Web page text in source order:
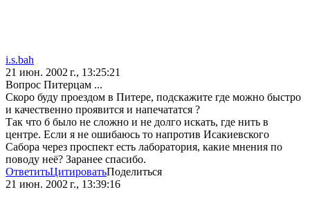
i.s.bah
21 июн. 2002 г., 13:25:21
Вопрос Питерцам ...
Скоро буду проездом в Питере, подскажите где можно быстро
и качественно проявится и напечататся ?
Так что б было не сложно и не долго искать, где нить в
центре. Если я не ошибаюсь то напротив Исакиевского
Сабора через проспект есть лаборатория, какие мнения по
поводу неё? Заранее спасибо.
ОтветитьЦитироватьПоделиться
21 июн. 2002 г., 13:39:16